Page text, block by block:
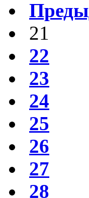
21
22
23
24
25
26
27
28